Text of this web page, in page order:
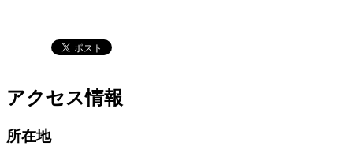
アクセス情報
所在地